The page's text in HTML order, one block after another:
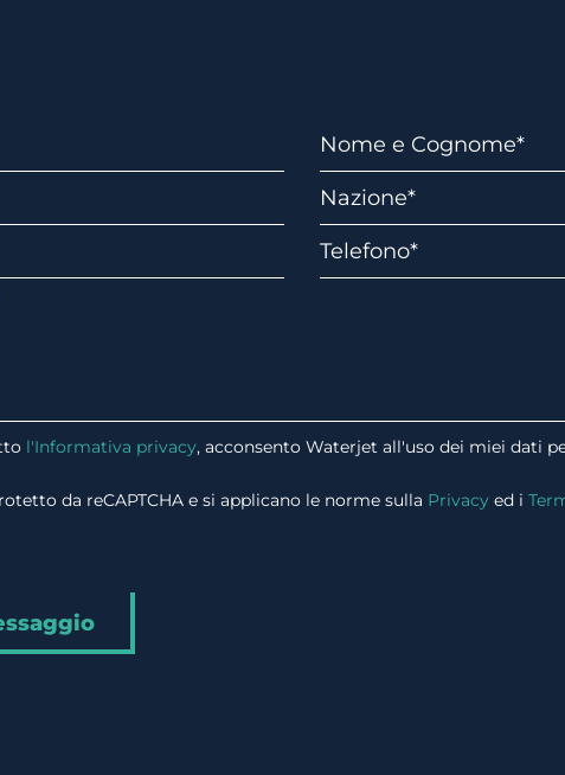
l'Informativa privacy, acconsento Waterjet all'uso dei miei dati
da reCAPTCHA e si applicano le norme sulla Privacy ed i